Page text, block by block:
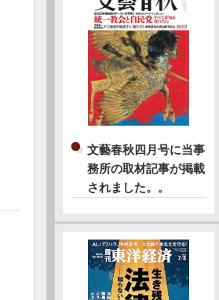
文藝春秋四月号に当事
務所の取材記事が掲載
されました。 。